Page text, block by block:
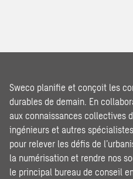
Sweco planifie et conçoit les
durables de demain. En
aux connaissances collectives
ingénieurs et autres
pour relever les défis de
la numérisation et rendre nos
le principal bureau de conseil